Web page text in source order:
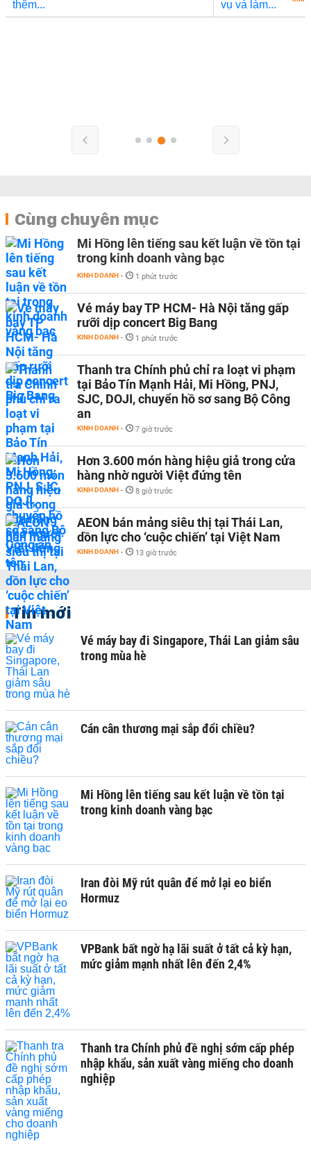
Cùng chuyên mục
Mi Hồng lên tiếng sau kết luận về tồn tại
trong kinh doanh vàng bạc
KINH DOANH - 1 phút trước
Vé máy bay TP HCM- Hà Nội tăng gấp
rưỡi dịp concert Big Bang
KINH DOANH - 1 phút trước
Thanh tra Chính phủ chỉ ra loạt vi phạm
tại Bảo Tín Mạnh Hải, Mi Hồng, PNJ,
SJC, DOJI, chuyển hồ sơ sang Bộ Công
an
KINH DOANH - 7 giờ trước
Hơn 3.600 món hàng hiệu giả trong cửa
hàng nhờ người Việt đứng tên
KINH DOANH - 8 giờ trước
AEON bán mảng siêu thị tại Thái Lan,
dồn lực cho ‘cuộc chiến’ tại Việt Nam
KINH DOANH - 13 giờ trước
Tin mới
Vé máy bay đi Singapore, Thái Lan giảm sâu
trong mùa hè
Cán cân thương mại sắp đổi chiều?
Mi Hồng lên tiếng sau kết luận về tồn tại
trong kinh doanh vàng bạc
Iran đòi Mỹ rút quân để mở lại eo biển
Hormuz
VPBank bất ngờ hạ lãi suất ở tất cả kỳ hạn,
mức giảm mạnh nhất lên đến 2,4%
Thanh tra Chính phủ đề nghị sớm cấp phép
nhập khẩu, sản xuất vàng miếng cho doanh
nghiệp